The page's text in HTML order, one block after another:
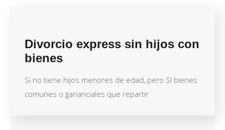
Divorcio express sin hijos con
bienes
Si no tiene hijos menores de edad, pero SI bienes
comunes o gananciales que repartir